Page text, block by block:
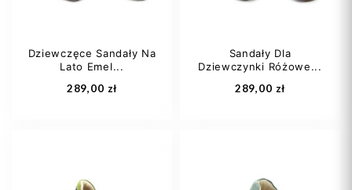
Dodaj do koszyka Dodaj do koszyka
Dziewczęce Sandały Na
Lato Emel...
289,00 zł
Sandały Dla
Dziewczynki Różowe...
289,00 zł